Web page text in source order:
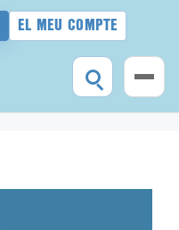
EL MEU COMPTE